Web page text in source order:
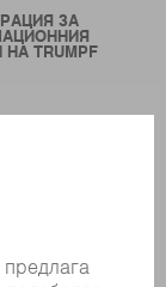
ЗА
TRUMPF